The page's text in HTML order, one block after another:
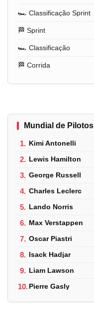
🏎️ Classificação Sprint
🏁 Sprint
🏎️ Classificação
🏁 Corrida
Mundial de Pilotos
1. Kimi Antonelli
2. Lewis Hamilton
3. George Russell
4. Charles Leclerc
5. Lando Norris
6. Max Verstappen
7. Oscar Piastri
8. Isack Hadjar
9. Liam Lawson
10.Pierre Gasly